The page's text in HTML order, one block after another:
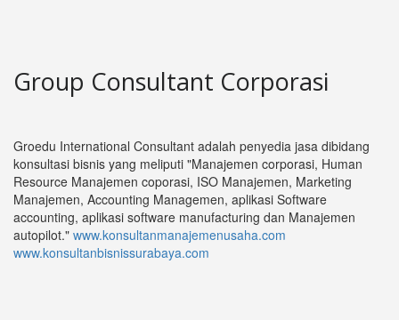
Group Consultant Corporasi
Groedu International Consultant adalah penyedia jasa dibidang
konsultasi bisnis yang meliputi "Manajemen corporasi, Human
Resource Manajemen coporasi, ISO Manajemen, Marketing
Manajemen, Accounting Managemen, aplikasi Software
accounting, aplikasi software manufacturing dan Manajemen
autopilot." www.konsultanmanajemenusaha.com
www.konsultanbisnissurabaya.com